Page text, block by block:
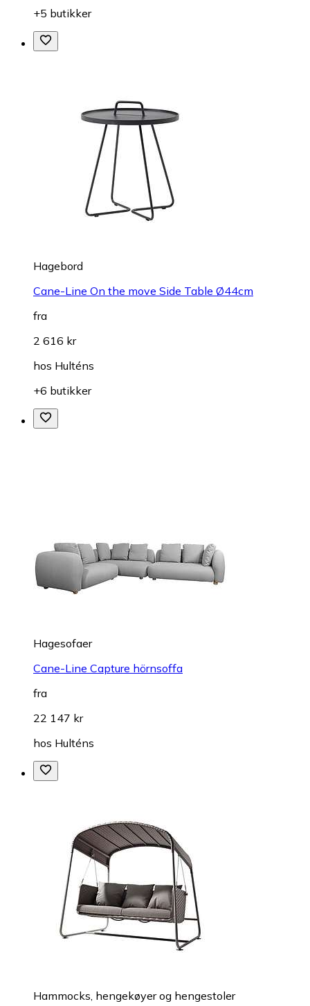
+5 butikker
Hagebord
Cane-Line On the move Side Table Ø44cm
fra
2 616 kr
hos Hulténs
+6 butikker
Hagesofaer
Cane-Line Capture hörnsoffa
fra
22 147 kr
hos Hulténs
Hammocks, hengekøyer og hengestoler